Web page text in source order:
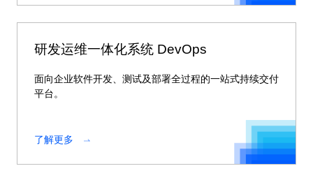
研发运维一体化系统 DevOps
面向企业软件开发、测试及部署全过程的一站式持续交付
平台。
了解更多